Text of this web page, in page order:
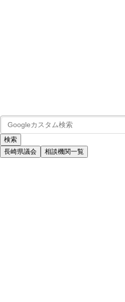
長崎県議会 相談機関一覧